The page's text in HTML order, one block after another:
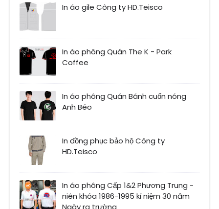
In áo gile Công ty HD.Teisco
In áo phông Quán The K - Park
Coffee
In áo phông Quán Bánh cuốn nóng
Anh Béo
In đồng phục bảo hộ Công ty
HD.Teisco
In áo phông Cấp 1&2 Phương Trung -
niên khóa 1986-1995 kỉ niệm 30 năm
Ngày ra trường